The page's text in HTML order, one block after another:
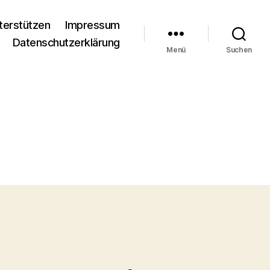
Impressum
Datenschutzerklärung
Menü Suchen